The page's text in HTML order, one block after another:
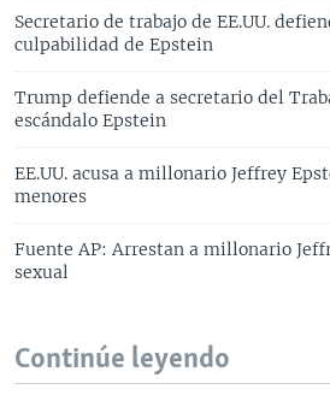
Secretario de trabajo de EE.UU.
culpabilidad de Epstein
Trump defiende a secretario del
escándalo Epstein
EE.UU. acusa a millonario Jeffrey
menores
Fuente AP: Arrestan a millonario
sexual
Continúe leyendo